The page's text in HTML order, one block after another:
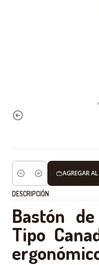
Cantidad
AGREGAR
DESCRIPCIÓN
Bastón
Tipo